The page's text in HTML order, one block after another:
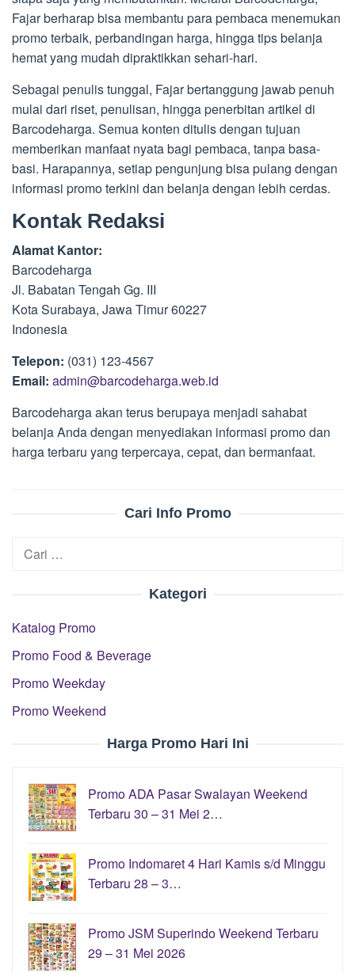
Fajar berharap bisa membantu para pembaca menemukan
promo terbaik, perbandingan harga, hingga tips belanja
hemat yang mudah dipraktikkan sehari-hari.
Sebagai penulis tunggal, Fajar bertanggung jawab penuh
mulai dari riset, penulisan, hingga penerbitan artikel di
Barcodeharga. Semua konten ditulis dengan tujuan
memberikan manfaat nyata bagi pembaca, tanpa basa-
basi. Harapannya, setiap pengunjung bisa pulang dengan
informasi promo terkini dan belanja dengan lebih cerdas.
Kontak Redaksi
Alamat Kantor:
Barcodeharga
Jl. Babatan Tengah Gg. III
Kota Surabaya, Jawa Timur 60227
Indonesia
Telepon: (031) 123-4567
Email: admin@barcodeharga.web.id
Barcodeharga akan terus berupaya menjadi sahabat
belanja Anda dengan menyediakan informasi promo dan
harga terbaru yang terpercaya, cepat, dan bermanfaat.
Cari Info Promo
Cari
Kategori
Katalog Promo
Promo Food & Beverage
Promo Weekday
Promo Weekend
Harga Promo Hari Ini
Promo ADA Pasar Swalayan Weekend
Terbaru 30 – 31 Mei 2…
Promo Indomaret 4 Hari Kamis s/d Minggu
Terbaru 28 – 3…
Promo JSM Superindo Weekend Terbaru
29 – 31 Mei 2026